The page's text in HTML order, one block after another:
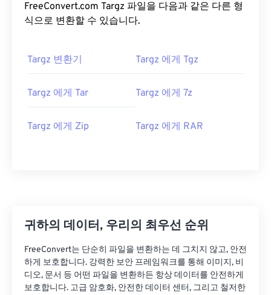
FreeConvert.com Targz 파일을 다음과 같은 다른 형
식으로 변환할 수 있습니다.
Targz 변환기 Targz 에게 Tgz
Targz 에게 Tar Targz 에게 7z
Targz 에게 Zip Targz 에게 RAR
귀하의 데이터, 우리의 최우선 순위
FreeConvert는 단순히 파일을 변환하는 데 그치지 않고, 안전
하게 보호합니다. 강력한 보안 프레임워크를 통해 이미지, 비
디오, 문서 등 어떤 파일을 변환하든 항상 데이터를 안전하게
보호합니다. 고급 암호화, 안전한 데이터 센터, 그리고 철저한